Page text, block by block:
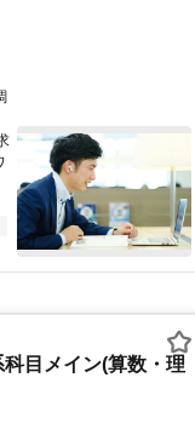
目メイン(算数・理